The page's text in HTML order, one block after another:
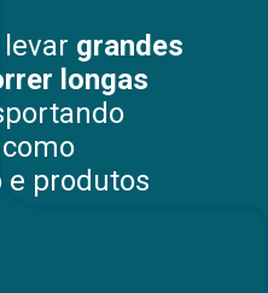
grandes
longas
e produtos